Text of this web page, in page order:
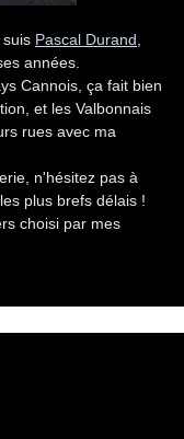
Pascal Durand
années.
Cannois, ça fait bien
et les Valbonnais
rues avec ma
n'hésitez pas à
plus brefs délais !
choisi par mes